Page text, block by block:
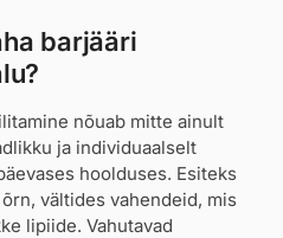
barjääri
nõuab mitte ainult
ja individuaalselt
hoolduses. Esiteks
vältides vahendeid, mis
lipiide. Vahutavad